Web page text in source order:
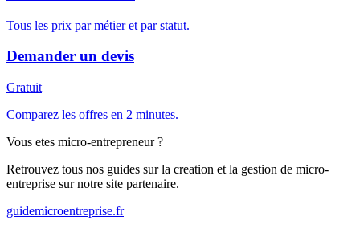
Tous les prix par métier et par statut.
Demander un devis
Gratuit
Comparez les offres en 2 minutes.
Vous etes micro-entrepreneur ?
Retrouvez tous nos guides sur la creation et la gestion de micro-
entreprise sur notre site partenaire.
guidemicroentreprise.fr